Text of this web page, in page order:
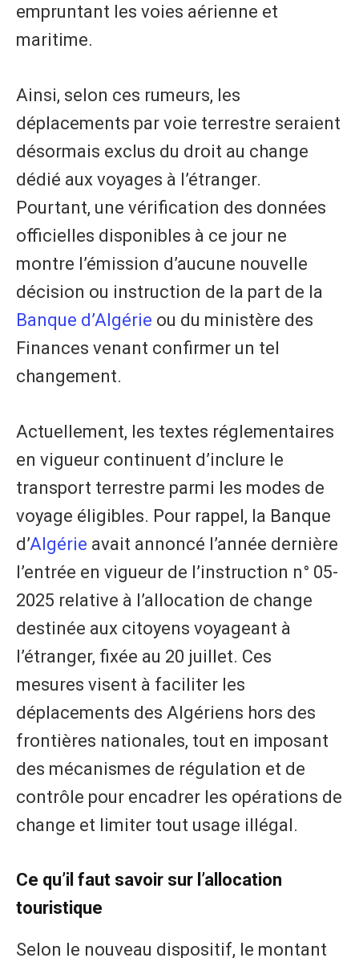
empruntant les voies aérienne et
maritime.
Ainsi, selon ces rumeurs, les
déplacements par voie terrestre seraient
désormais exclus du droit au change
dédié aux voyages à l’étranger.
Pourtant, une vérification des données
officielles disponibles à ce jour ne
montre l’émission d’aucune nouvelle
décision ou instruction de la part de la
Banque d’Algérie ou du ministère des
Finances venant confirmer un tel
changement.
Actuellement, les textes réglementaires
en vigueur continuent d’inclure le
transport terrestre parmi les modes de
voyage éligibles. Pour rappel, la Banque
d’Algérie avait annoncé l’année dernière
l’entrée en vigueur de l’instruction n° 05-
2025 relative à l’allocation de change
destinée aux citoyens voyageant à
l’étranger, fixée au 20 juillet. Ces
mesures visent à faciliter les
déplacements des Algériens hors des
frontières nationales, tout en imposant
des mécanismes de régulation et de
contrôle pour encadrer les opérations de
change et limiter tout usage illégal.
Ce qu’il faut savoir sur l’allocation
touristique
Selon le nouveau dispositif, le montant